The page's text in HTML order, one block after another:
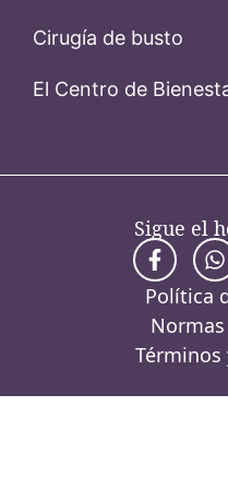
Cirugía de busto
El Centro de
Sigue el
Política
Términos